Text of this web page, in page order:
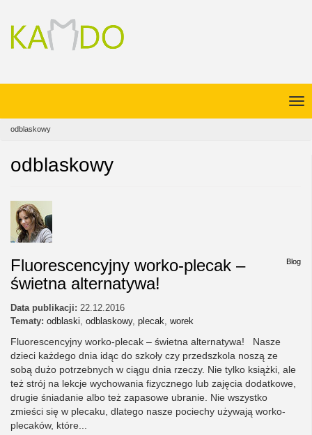
odblaskowy
odblaskowy
Blog
Fluorescencyjny worko-plecak –
świetna alternatywa!
Data publikacji: 22.12.2016
Tematy: odblaski, odblaskowy, plecak, worek
Fluorescencyjny worko-plecak – świetna alternatywa! Nasze
dzieci każdego dnia idąc do szkoły czy przedszkola noszą ze
sobą dużo potrzebnych w ciągu dnia rzeczy. Nie tylko książki, ale
też strój na lekcje wychowania fizycznego lub zajęcia dodatkowe,
drugie śniadanie albo też zapasowe ubranie. Nie wszystko
zmieści się w plecaku, dlatego nasze pociechy używają worko-
plecaków, które...